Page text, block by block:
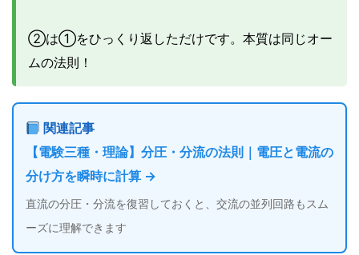
②は①をひっくり返しただけです。本質は同じオー
ムの法則！
関連記事
【電験三種・理論】分圧・分流の法則｜電圧と電流の
分け方を瞬時に計算 →
直流の分圧・分流を復習しておくと、交流の並列回路もスム
ーズに理解できます